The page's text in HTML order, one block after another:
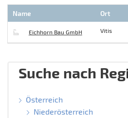
Name Ort
Eichhorn Bau GmbH Vitis
Suche nach
Österreich
Niederösterreich